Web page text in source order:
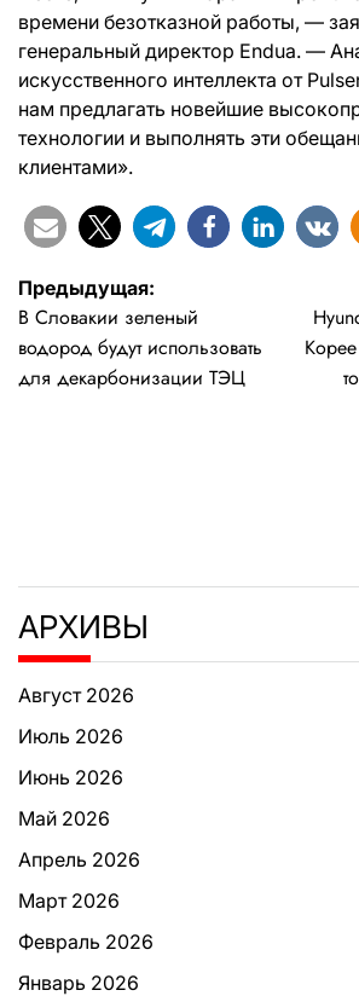
времени безотказной работы, —
генеральный директор Endua. —
искусственного интеллекта от
нам предлагать новейшие
технологии и выполнять эти
клиентами».
Навигация
по
записям
Предыдущая:
В Словакии зеленый
водород будут использовать
для декарбонизации ТЭЦ
АРХИВЫ
Август 2026
Июль 2026
Июнь 2026
Май 2026
Апрель 2026
Март 2026
Февраль 2026
Январь 2026